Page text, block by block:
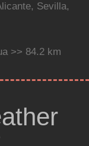
Sevilla,
>> 84.2 km